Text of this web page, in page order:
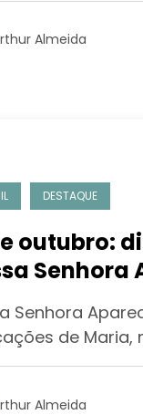
Almeida
DESTAQUE
outubro:
Senhora
Senhora
de Maria,
Almeida